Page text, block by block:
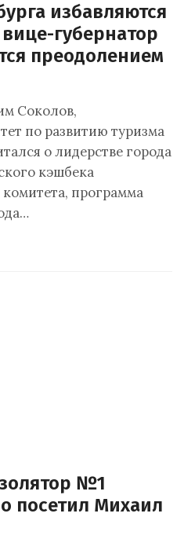
избавляются
губернатор
преодолением
Соколов,
по развитию туризма
о лидерстве города
кэшбека
программа
№1
посетил Михаил